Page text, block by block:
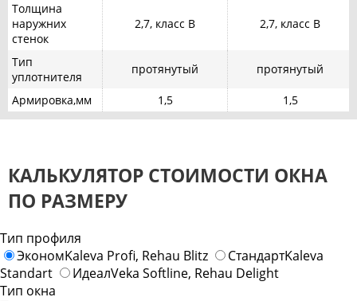
Толщина
наружних
стенок
2,7, класс В 2,7, класс В
Тип
уплотнителя
протянутый протянутый
Армировка,мм 1,5 1,5
КАЛЬКУЛЯТОР СТОИМОСТИ ОКНА
ПО РАЗМЕРУ
Тип профиля
ЭкономKaleva Profi, Rehau Blitz СтандартKaleva
Standart
ИдеалVeka Softline, Rehau Delight
Тип окна